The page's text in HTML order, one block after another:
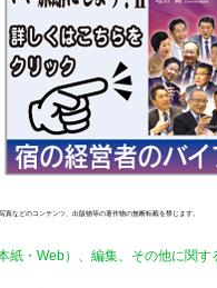
真などのコンテンツ、出版物等の著作物の無断転載を禁じます。
紙・Web）、編集、その他に関す